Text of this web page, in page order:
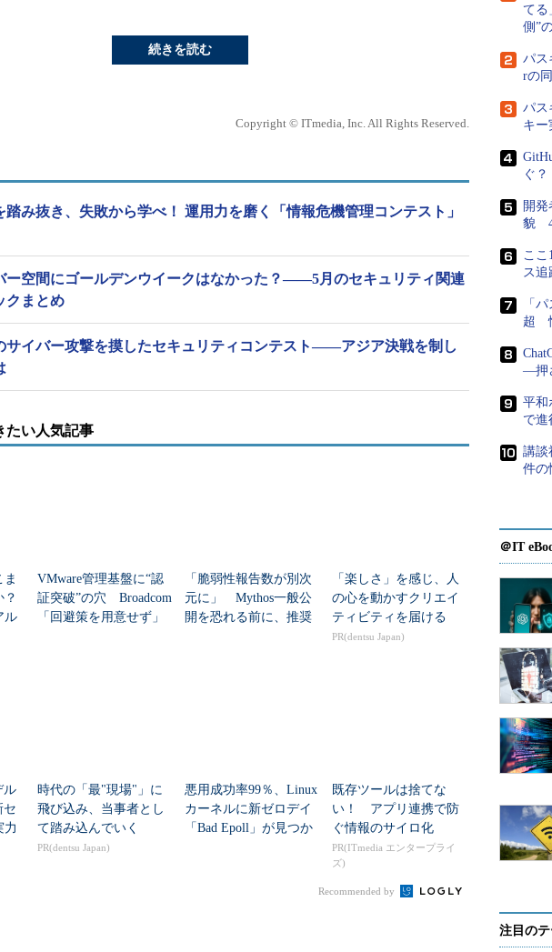
のラックが、DARPA Cyber Grand Challengeの「参加者」
したコンピュータは、人間のセキュリティ技術者が行うのと同じよ
のファジングや動的解析、ネットワークプロトコル解析といった手
時間ごとに配布される問題に含まれている脆弱性を見つけ出してい
のルールをアップデートするなどして、サーバ上の「フラグ」を保護
続きを読む
Copyright © ITmedia, Inc. All Rights Reserved.
踏み抜き、失敗から学べ！ 運用力を磨く「情報危機管理コンテスト」
ー空間にゴールデンウイークはなかった？――5月のセキュリティ関連
クまとめ
サイバー攻撃を摸したセキュリティコンテスト――アジア決戦を制し
たい人気記事
ま
？
ル
VMware管理基盤に“認
証突破”の穴 Broadcom
「回避策を用意せず」
「脆弱性報告数が別次
元に」 Mythos一般公
開を恐れる前に、推奨
「楽しさ」を感じ、人
の心を動かすクリエイ
ティビティを届ける
PR(dentsu Japan)
ル
力
時代の「最"現場"」に
飛び込み、当事者とし
て踏み込んでいく
PR(dentsu Japan)
悪用成功率99％、Linux
カーネルに新ゼロデイ
「Bad Epoll」が見つか
既存ツールは捨てな
い！ アプリ連携で防
ぐ情報のサイロ化
PR(ITmedia エンタープライ
ズ)
Recommended by
て
側”
パス
rの
パス
キー
ぐ
開発
貌
ここ
ス追
「
超
―押
平和
で進
講談
件の
＠IT
注目の